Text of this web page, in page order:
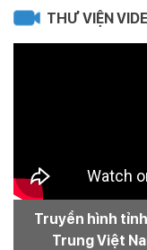
THƯ VIỆN
Truyền hình
Trung Việt